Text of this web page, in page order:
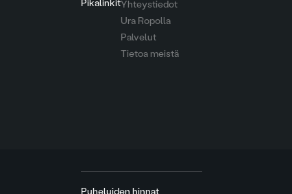
PikalinkitYhteystiedot
Ura Ropolla
Palvelut
Tietoa meistä
Puheluiden hinnat